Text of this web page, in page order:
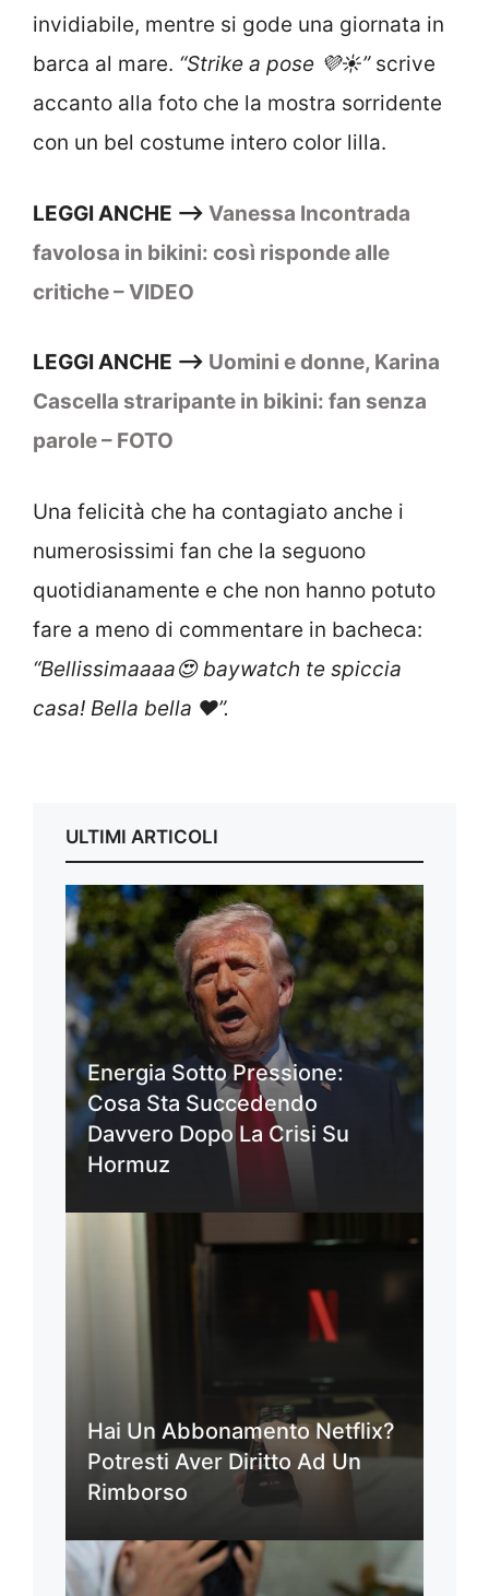
invidiabile, mentre si gode una giornata in
barca al mare. “Strike a pose 💜☀️”scrive
accanto alla foto che la mostra sorridente
con un bel costume intero color lilla.
LEGGI ANCHE –> Vanessa Incontrada
favolosa in bikini: così risponde alle
critiche – VIDEO
LEGGI ANCHE –> Uomini e donne, Karina
Cascella straripante in bikini: fan senza
parole – FOTO
Una felicità che ha contagiato anche i
numerosissimi fan che la seguono
quotidianamente e che non hanno potuto
fare a meno di commentare in bacheca:
“Bellissimaaaa😍 baywatch te spiccia
casa! Bella bella ❤️”.
ULTIMI ARTICOLI
Energia Sotto Pressione:
Cosa Sta Succedendo
Davvero Dopo La Crisi Su
Hormuz
Hai Un Abbonamento Netflix?
Potresti Aver Diritto Ad Un
Rimborso